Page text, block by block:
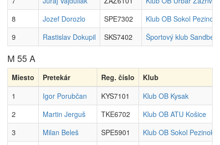
8
Jozef Dorozlo SPE7302
Klub OB Sokol Pezinok
9
Rastislav Dokupil SKS7402 Športový klub Sandberg
M 55 A
Miesto Pretekár Reg. číslo
Klub
1
Igor Porubčan KYS7101
Klub OB Kysak
2
Martin Jerguš TKE6702
Klub OB ATU Košice
3
Milan Beleš SPE5901
Klub OB Sokol Pezinok